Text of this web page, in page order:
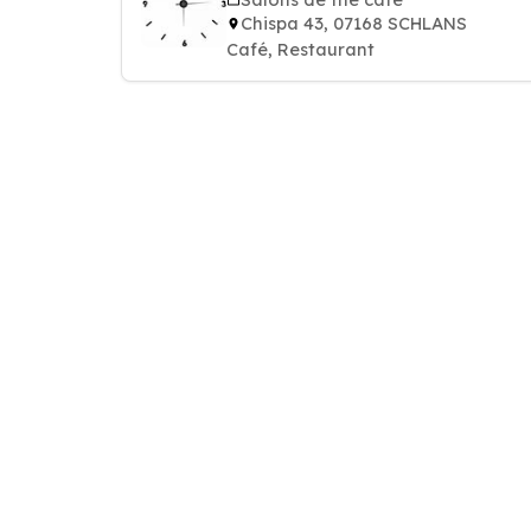
Chispa 43, 07168 SCHLANS
Café, Restaurant